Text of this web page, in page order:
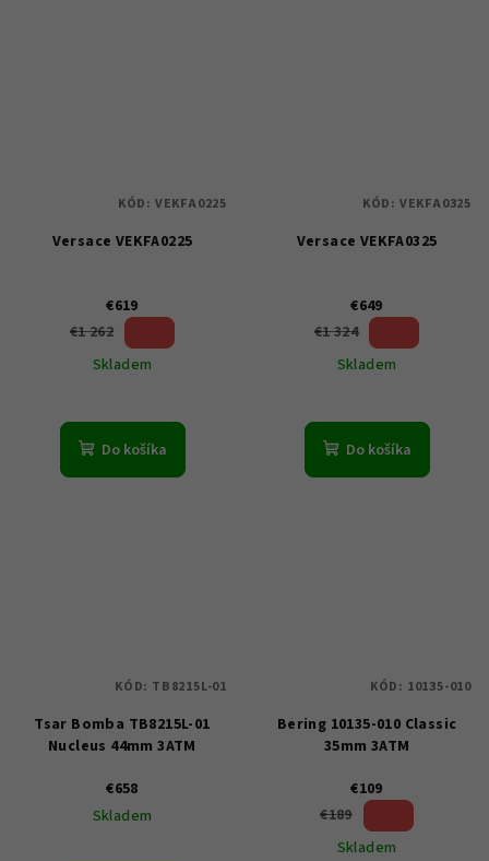
Versace VEKFA0225
€619
€1 262
Skladem
Do košíka
KÓD: VEKFA0225
Versace VEKFA0325
€649
€1 324
Skladem
Do košíka
KÓD: VEKFA0325
Tsar Bomba TB8215L-01
Nucleus 44mm 3ATM
€658
Skladem
KÓD: TB8215L-01
Bering 10135-010 Classic
35mm 3ATM
€109
€189
Skladem
KÓD: 10135-010